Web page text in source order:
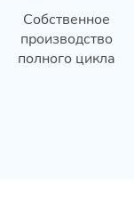
Собственное
производство
полного цикла